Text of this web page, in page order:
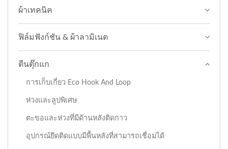
ผ้าเทคนิค
ฟิล์มฟังก์ชัน & ผ้าลามิเนต
ตีนตุ๊กแก
การเก็บเกี่ยว Eco Hook And Loop
ห่วงและลูปพิเศษ
ตะขอและห่วงที่มีด้านหลังติดกาว
อุปกรณ์ยึดติดแบบมีพื้นหลังที่สามารถเชื่อมได้